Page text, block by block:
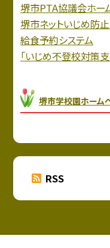
堺市PTA協議会ホー
堺市ネットいじめ防
給食予約システム
「いじめ不登校対策
堺市学校園ホーム
RSS